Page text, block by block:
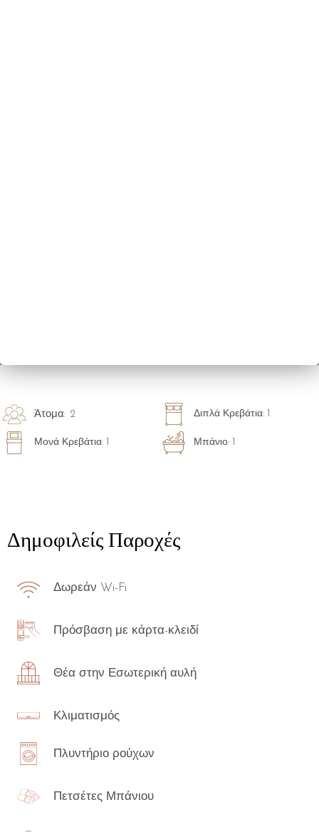
Άτομα: 2 Διπλά Κρεβάτια: 1
Μονά Κρεβάτια: 1 Μπάνιο: 1
Δημοφιλείς Παροχές
Δωρεάν Wi-Fi
Πρόσβαση με κάρτα-κλειδί
Θέα στην Εσωτερική αυλή
Κλιματισμός
Πλυντήριο ρούχων
Πετσέτες Μπάνιου